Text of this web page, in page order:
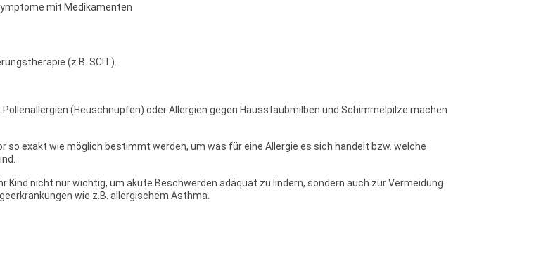
mit Medikamenten
(z.B. SCIT).
(Heuschnupfen) oder Allergien gegen Hausstaubmilben und Schimmelpilze machen
so exakt wie möglich bestimmt werden, um was für eine Allergie es sich handelt bzw. welche
Kind nicht nur wichtig, um akute Beschwerden adäquat zu lindern, sondern auch zur Vermeidung
wie z.B. allergischem Asthma.